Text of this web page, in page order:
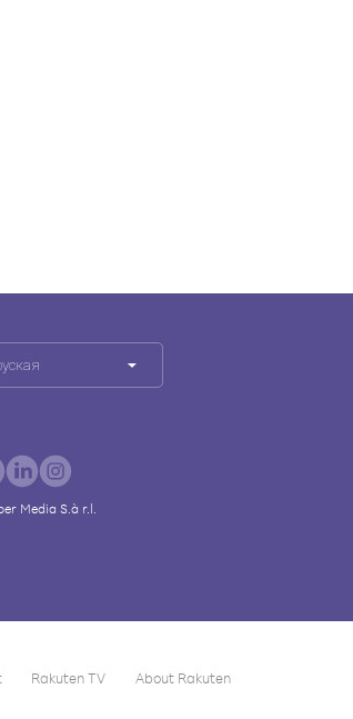
Media S.à r.l.
Rakuten TV About Rakuten